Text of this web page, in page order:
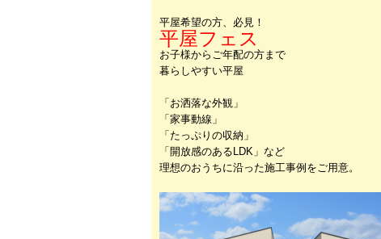
平屋希望の方、必見！
平屋フェス
お子様からご年配の方まで
暮らしやすい平屋
「お洒落な外観」
「家事動線」
「たっぷりの収納」
「開放感のあるLDK」など
理想のおうちに沿った施工事例をご用意。